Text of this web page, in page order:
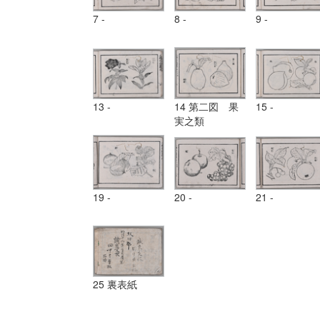
7 - 8 - 9 -
13 -
14 第二図 果
実之類
15 -
19 - 20 - 21 -
25 裏表紙